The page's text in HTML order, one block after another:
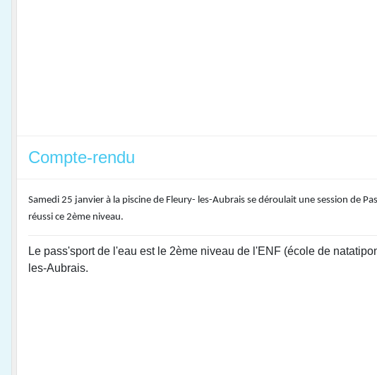
Compte-rendu
Samedi 25 janvier à la piscine de Fleury- les-Aubrais se déroulait une session de
réussi ce 2ème niveau.
Le pass'sport de l'eau est le 2ème niveau de l'ENF (école de
les-Aubrais.